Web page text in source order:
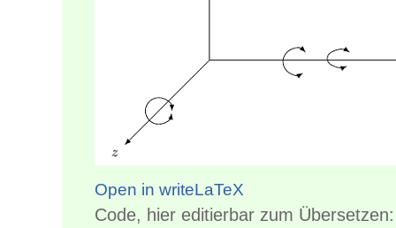
Open in writeLaTeX
Code, hier editierbar zum Übersetzen: